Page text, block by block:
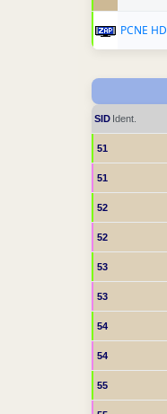
PCNE HD
SID Ident.
51
51
52
52
53
53
54
54
55